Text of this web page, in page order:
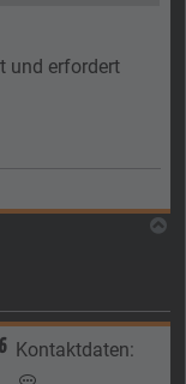
und erfordert
Kontaktdaten: